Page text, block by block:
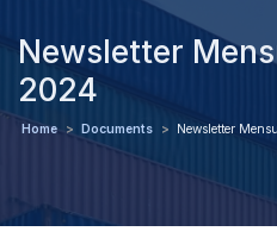
Newsletter
2024
Home > Documents > Newsletter